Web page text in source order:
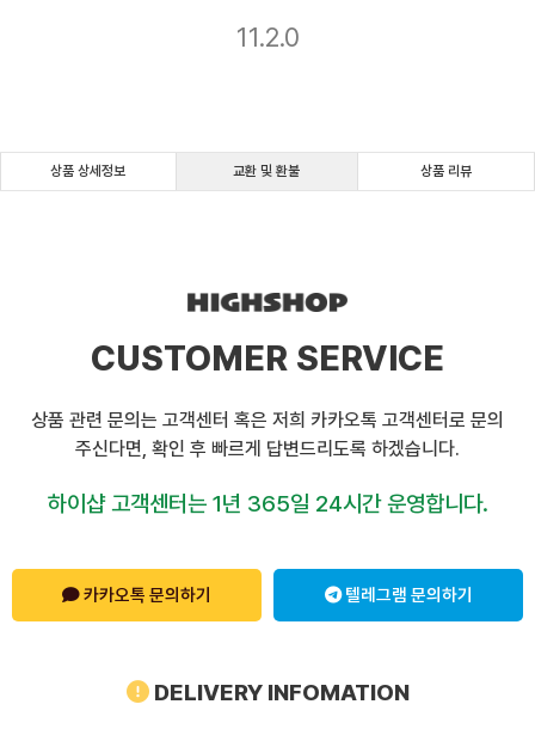
11.2.0
상품 상세정보 교환 및 환불 상품 리뷰
CUSTOMER SERVICE
상품 관련 문의는 고객센터 혹은 저희 카카오톡 고객센터로 문의
주신다면, 확인 후 빠르게 답변드리도록 하겠습니다.
하이샵 고객센터는 1년 365일 24시간 운영합니다.
카카오톡 문의하기 텔레그램 문의하기
DELIVERY INFOMATION